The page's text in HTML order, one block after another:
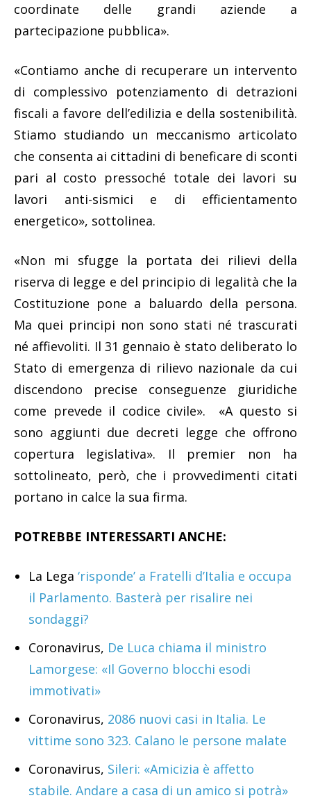
coordinate delle grandi aziende a
partecipazione pubblica».
«Contiamo anche di recuperare un intervento
di complessivo potenziamento di detrazioni
fiscali a favore dell’edilizia e della sostenibilità.
Stiamo studiando un meccanismo articolato
che consenta ai cittadini di beneficare di sconti
pari al costo pressoché totale dei lavori su
lavori anti-sismici e di efficientamento
energetico», sottolinea.
«Non mi sfugge la portata dei rilievi della
riserva di legge e del principio di legalità che la
Costituzione pone a baluardo della persona.
Ma quei principi non sono stati né trascurati
né affievoliti. Il 31 gennaio è stato deliberato lo
Stato di emergenza di rilievo nazionale da cui
discendono precise conseguenze giuridiche
come prevede il codice civile». «A questo si
sono aggiunti due decreti legge che offrono
copertura legislativa». Il premier non ha
sottolineato, però, che i provvedimenti citati
portano in calce la sua firma.
POTREBBE INTERESSARTI ANCHE:
La Lega ‘risponde’ a Fratelli d’Italia e occupa
il Parlamento. Basterà per risalire nei
sondaggi?
Coronavirus, De Luca chiama il ministro
Lamorgese: «Il Governo blocchi esodi
immotivati»
Coronavirus, 2086 nuovi casi in Italia. Le
vittime sono 323. Calano le persone malate
Coronavirus, Sileri: «Amicizia è affetto
stabile. Andare a casa di un amico si potrà»